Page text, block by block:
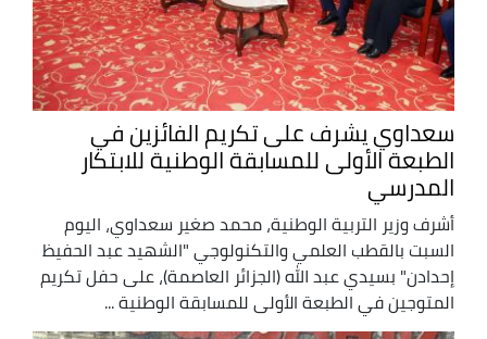
سعداوي يشرف على تكريم الفائزين في
الطبعة الأولى للمسابقة الوطنية للابتكار
المدرسي
أشرف وزير التربية الوطنية، محمد صغير سعداوي، اليوم
السبت بالقطب العلمي والتكنولوجي "الشهيد عبد الحفيظ
إحدادن" بسيدي عبد الله (الجزائر العاصمة)، على حفل تكريم
المتوجين في الطبعة الأولى للمسابقة الوطنية ...